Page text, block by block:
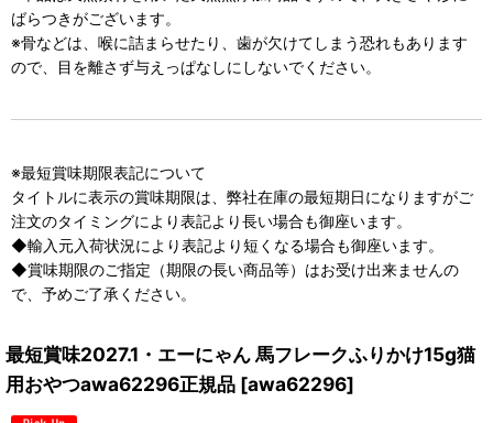
ばらつきがございます。
※骨などは、喉に詰まらせたり、歯が欠けてしまう恐れもあります
ので、目を離さず与えっぱなしにしないでください。
※最短賞味期限表記について
タイトルに表示の賞味期限は、弊社在庫の最短期日になりますがご
注文のタイミングにより表記より長い場合も御座います。
◆輸入元入荷状況により表記より短くなる場合も御座います。
◆賞味期限のご指定（期限の長い商品等）はお受け出来ませんの
で、予めご了承ください。
最短賞味2027.1・エーにゃん 馬フレークふりかけ15g猫
用おやつawa62296正規品 [awa62296]